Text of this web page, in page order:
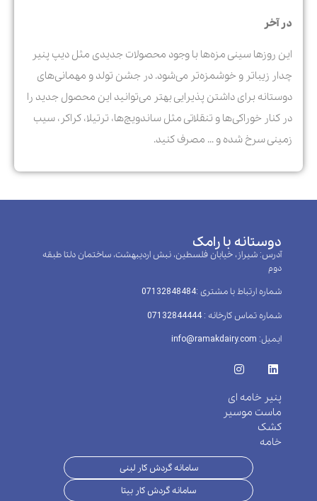
در آخر
این روزها سینی مزه‌ها با وجود محصولات جدیدی مثل دیپ پنیر
چدار زیباتر و خوشمزه‌تر می‌شود. در جشن تولد و مهمانی‌های
دوستانه برای داشتن پذیرایی بهتر می‌توانید این محصول جدید را
در کنار خوراکی‌ها و تنقلاتی مثل ساندویچ‌ها، ترتیلا، کراکر، سیب
زمینی سرخ شده و … مصرف کنید.
دوستانه با رامک
آدرس: شیراز، خیابان فلسطین، نبش اردیبهشت، ساختمان دلتا طبقه
دوم
شماره ارتباط با مشتری :‌07132848484
شماره تماس کارخانه : 07132844444
ایمیل: info@ramakdairy.com
پنیر خامه ای
ماست موسیر
کشک
خامه
سامانه گردش کار لبنی
سامانه گردش کار بیتا